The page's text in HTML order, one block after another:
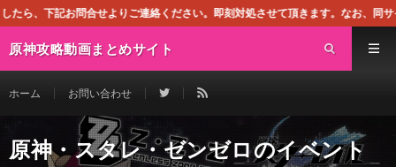
ださい。即刻対処させて頂きます。なお、同サイトはGoogleアドセンスによ
原神攻略動画まとめサイト
ホーム お問い合わせ
原神・スタレ・ゼンゼロのイベント